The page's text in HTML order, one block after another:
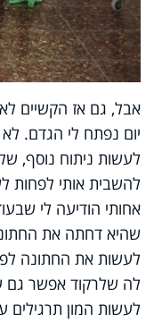
אבל, גם אז הקשיים
יום נפתח לי הגדם.
לעשות ניתוח נוסף,
להשבית אותי לפחות
אחותי הודיעה לי
שהיא דחתה את
לעשות את החתונה
לה שלרקוד אפשר גם
לעשות המון